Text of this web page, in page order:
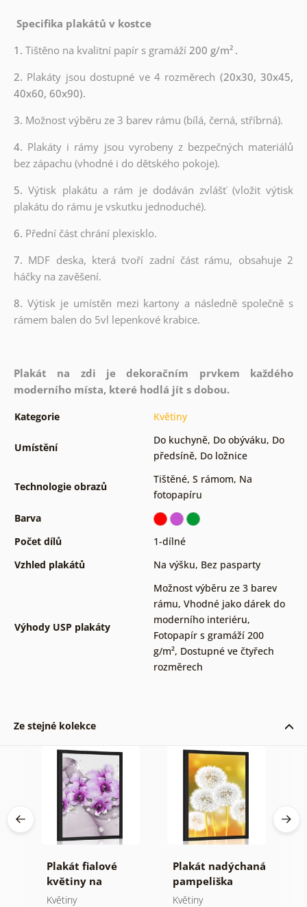
Specifika plakátů v kostce
1. Tištěno na kvalitní papír s gramáží200 g/m² .
2. Plakáty jsou dostupné ve 4 rozměrech (20x30, 30x45,
40x60, 60x90).
3. Možnost výběru ze 3 barev rámu (bílá, černá, stříbrná).
4. Plakáty i rámy jsou vyrobeny z bezpečných materiálů
bez zápachu (vhodné i do dětského pokoje).
5.Výtisk plakátu a rám je dodáván zvlášť (vložit výtisk
plakátu do rámu je vskutku jednoduché).
6. Přední část chrání plexisklo.
7. MDF deska, která tvoří zadní část rámu, obsahuje 2
háčky na zavěšení.
8. Výtisk je umístěn mezi kartony a následně společně s
rámem balen do 5vl lepenkové krabice.
Plakát na zdi je dekoračním prvkem každého
moderního místa, které hodlá jít s dobou.
Kategorie Květiny
Umístění
Do kuchyně, Do obýváku, Do
předsíně, Do ložnice
Technologie obrazů
Tištěné, S rámom, Na
fotopapíru
Barva
Počet dílů
1-dílné
Vzhled plakátů
Na výšku, Bez pasparty
Výhody USP plakáty
Možnost výběru ze 3 barev
rámu, Vhodné jako dárek do
moderního interiéru,
Fotopapír s gramáží 200
g/m², Dostupné ve čtyřech
rozměrech
Ze stejné kolekce
Plakát fialové
květiny na
abstraktním
Květiny
Plakát nadýchaná
pampeliška
Květiny